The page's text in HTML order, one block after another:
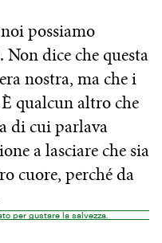
possiamo
dice che questa
nostra, ma che i
qualcun altro che
di cui parlava
a lasciare che sia
cuore, perché da
per gustare la salvezza.